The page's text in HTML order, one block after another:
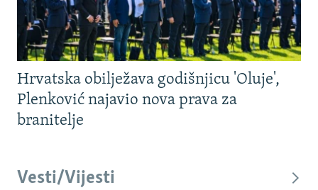
Hrvatska obilježava godišnjicu 'Oluje',
Plenković najavio nova prava za
branitelje
Vesti/Vijesti